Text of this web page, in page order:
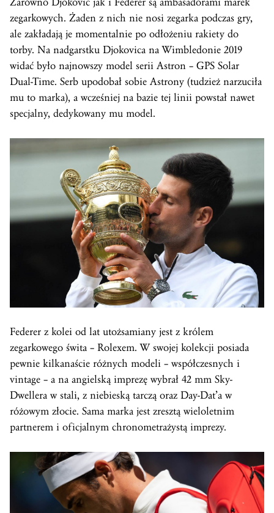
zegarkowych. Żaden z nich nie nosi zegarka podczas gry,
ale zakładają je momentalnie po odłożeniu rakiety do
torby. Na nadgarstku Djokovica na Wimbledonie 2019
widać było najnowszy model serii Astron – GPS Solar
Dual-Time. Serb upodobał sobie Astrony (tudzież narzuciła
mu to marka), a wcześniej na bazie tej linii powstał nawet
specjalny, dedykowany mu model.
Federer z kolei od lat utożsamiany jest z królem
zegarkowego świta – Rolexem. W swojej kolekcji posiada
pewnie kilkanaście różnych modeli – współczesnych i
vintage – a na angielską imprezę wybrał 42 mm Sky-
Dwellera w stali, z niebieską tarczą oraz Day-Dat’a w
różowym złocie. Sama marka jest zresztą wieloletnim
partnerem i oficjalnym chronometrażystą imprezy.